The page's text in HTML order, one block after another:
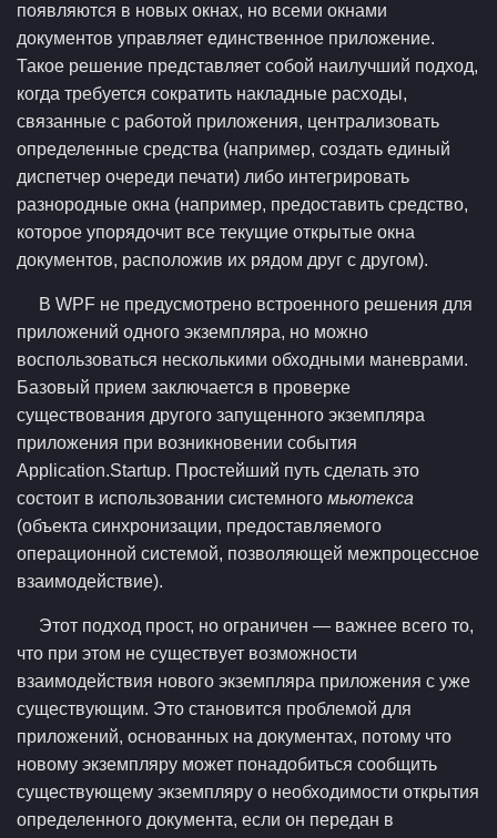
появляются в новых окнах, но всеми окнами
документов управляет единственное приложение.
Такое решение представляет собой наилучший подход,
когда требуется сократить накладные расходы,
связанные с работой приложения, централизовать
определенные средства (например, создать единый
диспетчер очереди печати) либо интегрировать
разнородные окна (например, предоставить средство,
которое упорядочит все текущие открытые окна
документов, расположив их рядом друг с другом).
В WPF не предусмотрено встроенного решения для
приложений одного экземпляра, но можно
воспользоваться несколькими обходными маневрами.
Базовый прием заключается в проверке
существования другого запущенного экземпляра
приложения при возникновении события
Application.Startup. Простейший путь сделать это
состоит в использовании системного мьютекса
(объекта синхронизации, предоставляемого
операционной системой, позволяющей межпроцессное
взаимодействие).
Этот подход прост, но ограничен — важнее всего то,
что при этом не существует возможности
взаимодействия нового экземпляра приложения с уже
существующим. Это становится проблемой для
приложений, основанных на документах, потому что
новому экземпляру может понадобиться сообщить
существующему экземпляру о необходимости открытия
определенного документа, если он передан в